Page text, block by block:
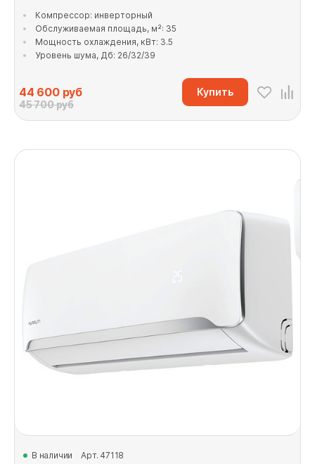
Компрессор: инверторный
Обслуживаемая площадь, м²: 35
Мощность охлаждения, кВт: 3.5
Уровень шума, Дб: 26/32/39
44 600руб
45 700 руб
Купить
В наличии Арт. 47118